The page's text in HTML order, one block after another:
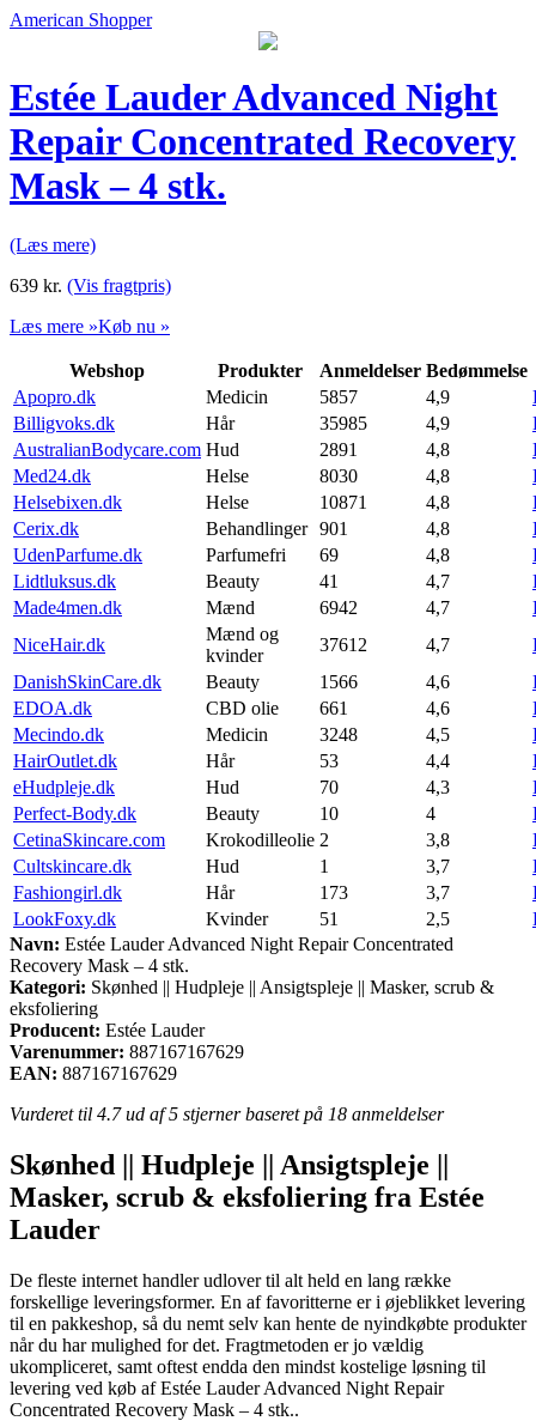
American Shopper
Estée Lauder Advanced Night
Repair Concentrated Recovery
Mask – 4 stk.
(Læs mere)
639 kr. (Vis fragtpris)
Læs mere »Køb nu »
Webshop Produkter Anmeldelser Bedømmelse
Apopro.dk
Medicin 5857 4,9
Billigvoks.dk
Hår 35985 4,9
AustralianBodycare.com Hud 2891 4,8
Med24.dk
Helse 8030 4,8
Helsebixen.dk
Helse 10871 4,8
Cerix.dk
Behandlinger 901 4,8
UdenParfume.dk
Parfumefri 69 4,8
Lidtluksus.dk
Beauty 41 4,7
Made4men.dk
Mænd 6942 4,7
NiceHair.dk
Mænd og
kvinder
37612 4,7
DanishSkinCare.dk
Beauty 1566 4,6
EDOA.dk
CBD olie 661 4,6
Mecindo.dk
Medicin 3248 4,5
HairOutlet.dk
Hår 53 4,4
eHudpleje.dk
Hud 70 4,3
Perfect-Body.dk
Beauty 10 4
CetinaSkincare.com
Krokodilleolie 2 3,8
Cultskincare.dk
Hud 1 3,7
Fashiongirl.dk
Hår 173 3,7
LookFoxy.dk
Kvinder 51 2,5
Navn: Estée Lauder Advanced Night Repair Concentrated
Recovery Mask – 4 stk.
Kategori: Skønhed || Hudpleje || Ansigtspleje || Masker, scrub &
eksfoliering
Producent: Estée Lauder
Varenummer: 887167167629
EAN: 887167167629
Vurderet til 4.7ud af 5 stjerner baseret på 18 anmeldelser
Skønhed || Hudpleje || Ansigtspleje ||
Masker, scrub & eksfoliering fra Estée
Lauder
De fleste internet handler udlover til alt held en lang række
forskellige leveringsformer. En af favoritterne er i øjeblikket levering
til en pakkeshop, så du nemt selv kan hente de nyindkøbte produkter
når du har mulighed for det. Fragtmetoden er jo vældig
ukompliceret, samt oftest endda den mindst kostelige løsning til
levering ved køb af Estée Lauder Advanced Night Repair
Concentrated Recovery Mask – 4 stk..